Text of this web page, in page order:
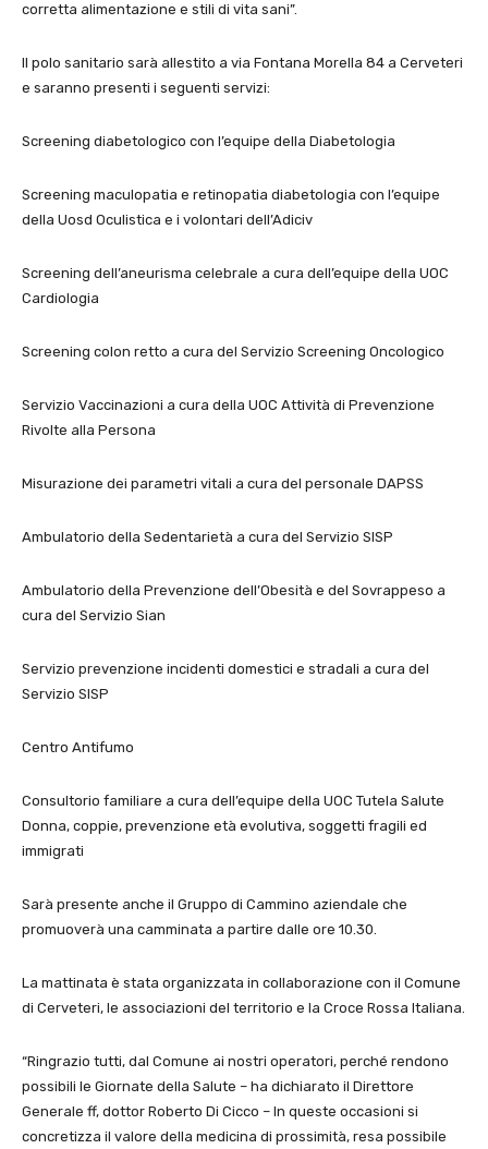
corretta alimentazione e stili di vita sani”.
Il polo sanitario sarà allestito a via Fontana Morella 84 a Cerveteri
e saranno presenti i seguenti servizi:
Screening diabetologico con l’equipe della Diabetologia
Screening maculopatia e retinopatia diabetologia con l’equipe
della Uosd Oculistica e i volontari dell’Adiciv
Screening dell’aneurisma celebrale a cura dell’equipe della UOC
Cardiologia
Screening colon retto a cura del Servizio Screening Oncologico
Servizio Vaccinazioni a cura della UOC Attività di Prevenzione
Rivolte alla Persona
Misurazione dei parametri vitali a cura del personale DAPSS
Ambulatorio della Sedentarietà a cura del Servizio SISP
Ambulatorio della Prevenzione dell’Obesità e del Sovrappeso a
cura del Servizio Sian
Servizio prevenzione incidenti domestici e stradali a cura del
Servizio SISP
Centro Antifumo
Consultorio familiare a cura dell’equipe della UOC Tutela Salute
Donna, coppie, prevenzione età evolutiva, soggetti fragili ed
immigrati
Sarà presente anche il Gruppo di Cammino aziendale che
promuoverà una camminata a partire dalle ore 10.30.
La mattinata è stata organizzata in collaborazione con il Comune
di Cerveteri, le associazioni del territorio e la Croce Rossa Italiana.
“Ringrazio tutti, dal Comune ai nostri operatori, perché rendono
possibili le Giornate della Salute – ha dichiarato il Direttore
Generale ff, dottor Roberto Di Cicco – In queste occasioni si
concretizza il valore della medicina di prossimità, resa possibile